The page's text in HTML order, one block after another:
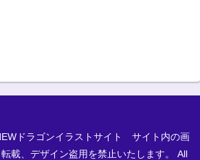
ドラゴンイラストサイト サイト内の画
載、デザイン盗用を禁止いたします。 All